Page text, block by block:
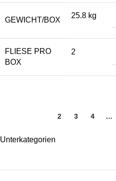
Unterkategorien
GEWICHT/BOX
25.8 kg
FLIESE PRO
BOX
2
2 3 4 …